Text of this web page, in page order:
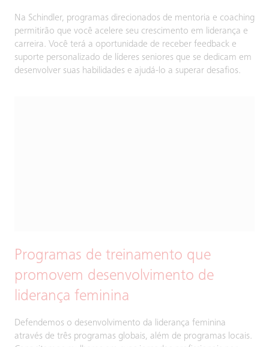
Na Schindler, programas direcionados de mentoria e coaching
permitirão que você acelere seu crescimento em liderança e
carreira. Você terá a oportunidade de receber feedback e
suporte personalizado de líderes seniores que se dedicam em
desenvolver suas habilidades e ajudá-lo a superar desafios.
Programas de treinamento que
promovem desenvolvimento de
liderança feminina
Defendemos o desenvolvimento da liderança feminina
através de três programas globais, além de programas locais.